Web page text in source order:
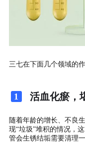
三七在下面几个领域的
1 活血化瘀，
随着年龄的增长、不良
现“垃圾”堆积的情况，
管会生锈结垢需要清理